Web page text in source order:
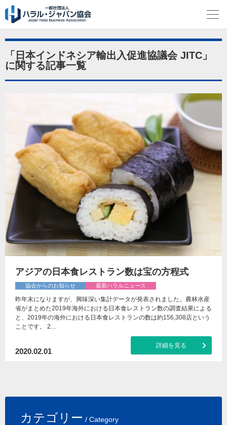
「日本インドネシア輸出入促進協議会 JITC」
に関する記事一覧
アジアの日本食レストラン数は宝の方程式
協会からのお知らせ 最新ハラルニュース
昨年末になりますが、興味深い集計データが発表されました。農林水産
省がまとめた2019年海外における日本食レストラン数の調査結果による
と、2019年の海外における日本食レストランの数は約156,308店という
ことです。 2…
2020.02.01
詳細を見る
カテゴリー / Category